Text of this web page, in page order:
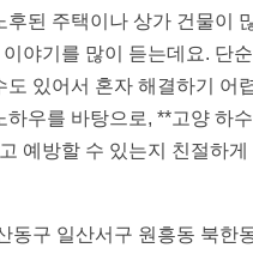
된 주택이나 상가 건물이
야기를 많이 듣는데요. 단
있어서 혼자 해결하기 어
우를 바탕으로, **고양 하
예방할 수 있는지 친절하게
동구 일산서구 원흥동 북한